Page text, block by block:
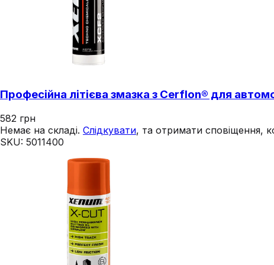
Професійна літієва змазка з Cerflon® для
582 грн
Немає на складі. Слідкувати, та отримати сповіщення,
SKU: 5011400